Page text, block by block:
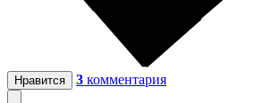
Нравится 3 комментария